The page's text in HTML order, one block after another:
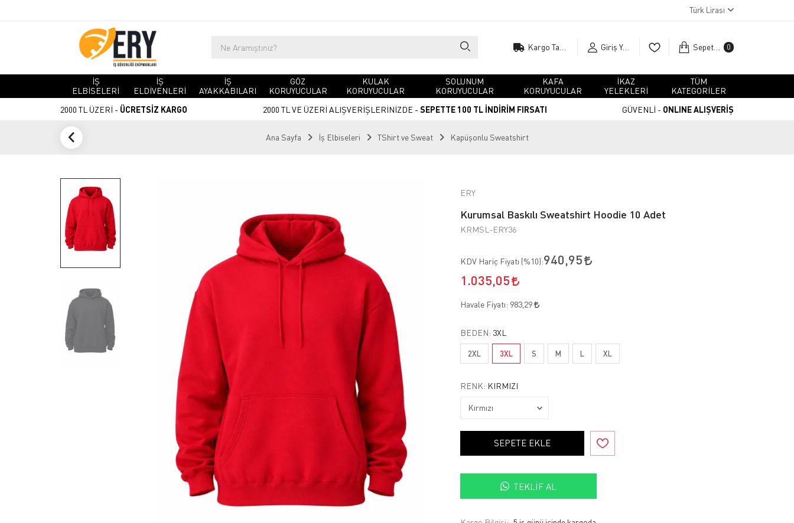
Türk Lirası
Giriş Yap Sepetim 0
İŞ
ELBİSELERİ
İŞ
ELDİVENLERİ
İŞ
AYAKKABILARI
GÖZ
KORUYUCULAR
KULAK
KORUYUCULAR
SOLUNUM
KORUYUCULAR
KAFA
KORUYUCULAR
İKAZ
YELEKLERİ
TÜM
KATEGORİLER
2000 TL ÜZERİ - ÜCRETSİZ KARGO 2000 TL VE ÜZERİ ALIŞVERİŞLERİNİZDE - SEPETTE 100 TL İNDİRİM FIRSATI GÜVENLİ - ONLINE ALIŞVERİŞ
Ana Sayfa İş Elbiseleri TShirt ve Sweat Kapüşonlu Sweatshirt
ERY
Kurumsal Baskılı Sweatshirt Hoodie 10 Adet
KRMSL-ERY36
KDV Hariç Fiyatı (%10):940,95
1.035,05
Havale Fiyatı: 983,29
BEDEN: 3XL
2XL 3XL S M L XL
RENK: KIRMIZI
SEPETE EKLE
TEKLIF AL